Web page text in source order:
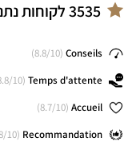
3535לקוחות
Conseils
(
8.8/10)
Temps d'attente
(
/10)
Accueil
(
8.7/10)
Recommandation
(
/10)